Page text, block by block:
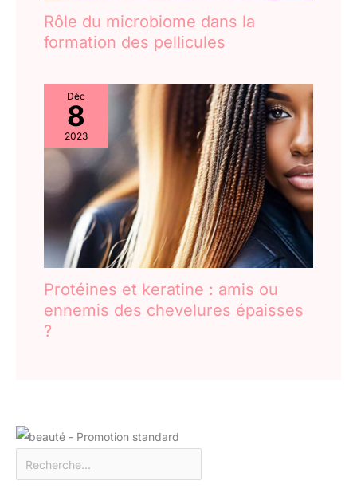
Rôle du microbiome dans la
formation des pellicules
Déc
8
2023
Protéines et keratine : amis ou
ennemis des chevelures épaisses
?